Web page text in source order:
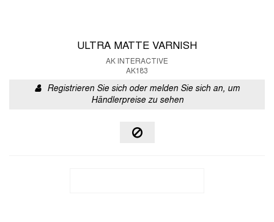
ULTRA MATTE VARNISH
AK INTERACTIVE
AK183
Registrieren Sie sich oder melden Sie sich an, um
Händlerpreise zu sehen